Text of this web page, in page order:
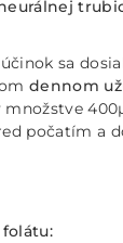
sa
dennom
množstve
počatím a